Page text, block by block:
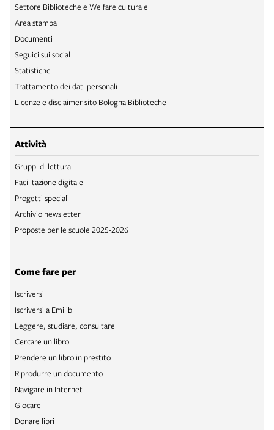
Settore Biblioteche e Welfare culturale
Area stampa
Documenti
Seguici sui social
Statistiche
Trattamento dei dati personali
Licenze e disclaimer sito Bologna Biblioteche
Attività
Gruppi di lettura
Facilitazione digitale
Progetti speciali
Archivio newsletter
Proposte per le scuole 2025-2026
Come fare per
Iscriversi
Iscriversi a Emilib
Leggere, studiare, consultare
Cercare un libro
Prendere un libro in prestito
Riprodurre un documento
Navigare in Internet
Giocare
Donare libri